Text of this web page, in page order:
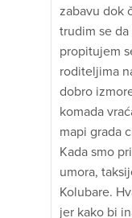
zabavu dok
trudim se
propitujem
roditeljima
dobro
komada
mapi grada
Kada smo
umora,
Kolubare.
jer kako bi